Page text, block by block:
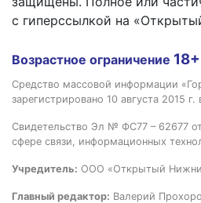
с гиперссылкой на
Возрастное ограничение 18+
Средство массовой информации
зарегистрировано 10 августа 2015
Свидетельство Эл № ФС77 – 62677
сфере связи, информационных
Учредитель: ООО «Открытый
Главный редактор: Валерий